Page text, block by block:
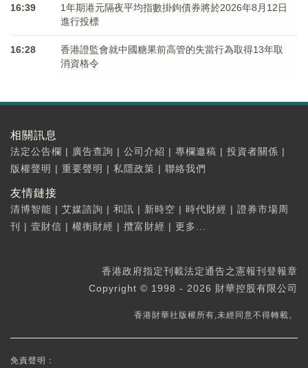
16:39
1年期港元隔夜平均指數掛鉤債券將於2026年8月12日
進行投標
16:28
香港證監會就中國糖果前高管的失當行為取得13年取
消資格令
相關訊息
法定公告欄 | 廣告查詢 | 公司介紹 | 專欄邀稿 | 投資者關係 |
版權聲明 | 重要聲明 | 私隱政策 | 聯絡我們
友情鏈接
清博智能 | 艾媒諮詢 | 和訊 | 新時空 | 時代財經 | 證券市場周
刊
| 壹財信 | 權衡財經 | 攬富財經 | 更多...
香港政府指定刊載法定通告之憲報刊登報章
Copyright © 1998 - 2026 財華控股有限公司
香港財華社版權所有,未經同意不得轉載。
免責聲明：